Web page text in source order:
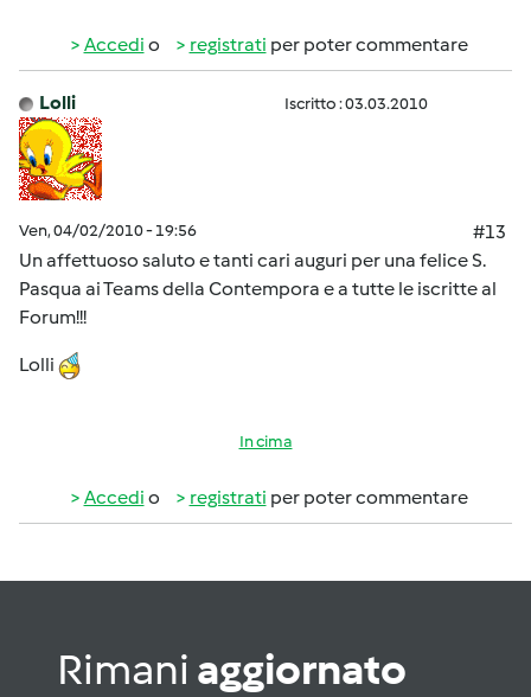
Accedi o registrati per poter commentare
Lolli Iscritto : 03.03.2010
Ven, 04/02/2010 - 19:56
#13
Un affettuoso saluto e tanti cari auguri per una felice S.
Pasqua ai Teams della Contempora e a tutte le iscritte al
Forum!!!
Lolli
In cima
Accedi o registrati per poter commentare
Rimani aggiornato